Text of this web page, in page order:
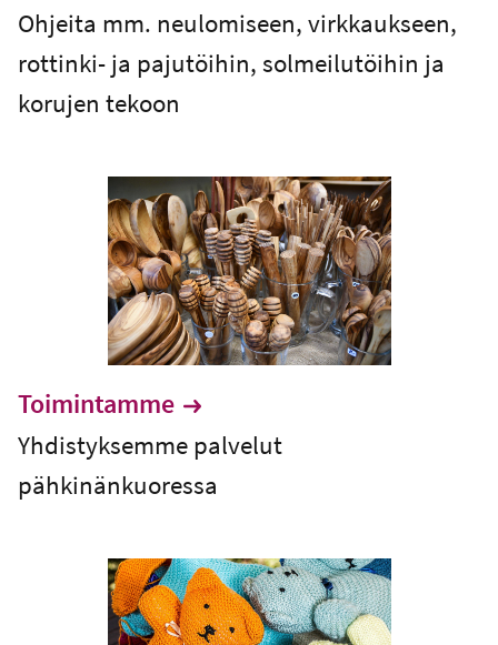
Ohjeita mm. neulomiseen, virkkaukseen,
rottinki- ja pajutöihin, solmeilutöihin ja
korujen tekoon
Toimintamme
Yhdistyksemme palvelut
pähkinänkuoressa